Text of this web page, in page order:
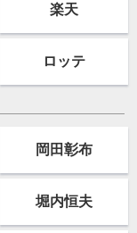
楽天
ロッテ
岡田彰布
堀内恒夫